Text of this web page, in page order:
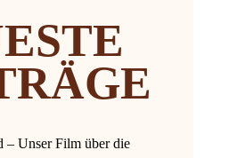
– Unser Film über die